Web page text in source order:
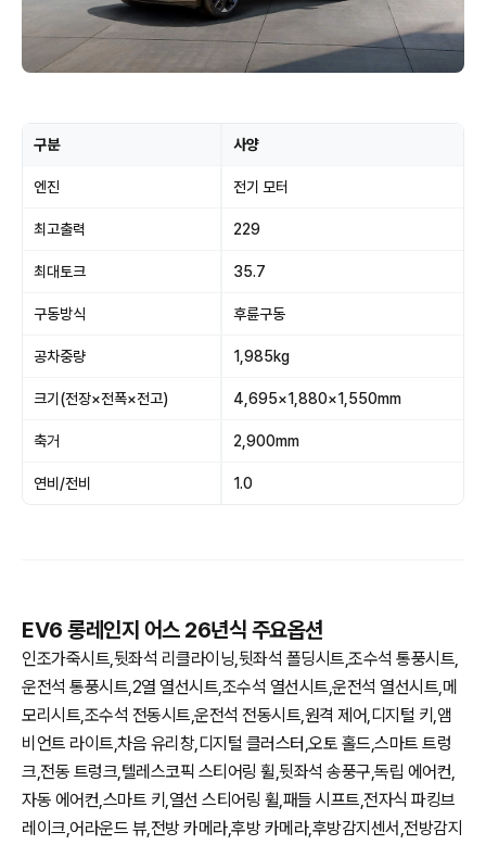
구분 사양
엔진 전기 모터
최고출력 229
최대토크 35.7
구동방식 후륜구동
공차중량 1,985kg
크기(전장×전폭×전고) 4,695×1,880×1,550mm
축거 2,900mm
연비/전비 1.0
EV6 롱레인지 어스 26년식 주요옵션
인조가죽시트,뒷좌석 리클라이닝,뒷좌석 폴딩시트,조수석 통풍시트,
운전석 통풍시트,2열 열선시트,조수석 열선시트,운전석 열선시트,메
모리시트,조수석 전동시트,운전석 전동시트,원격 제어,디지털 키,앰
비언트 라이트,차음 유리창,디지털 클러스터,오토 홀드,스마트 트렁
크,전동 트렁크,텔레스코픽 스티어링 휠,뒷좌석 송풍구,독립 에어컨,
자동 에어컨,스마트 키,열선 스티어링 휠,패들 시프트,전자식 파킹브
레이크,어라운드 뷰,전방 카메라,후방 카메라,후방감지센서,전방감지